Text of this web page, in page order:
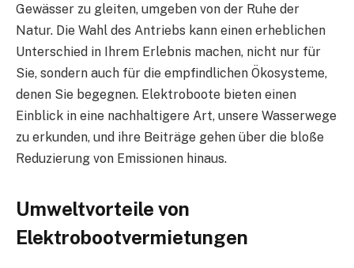
Gewässer zu gleiten, umgeben von der Ruhe der
Natur. Die Wahl des Antriebs kann einen erheblichen
Unterschied in Ihrem Erlebnis machen, nicht nur für
Sie, sondern auch für die empfindlichen Ökosysteme,
denen Sie begegnen. Elektroboote bieten einen
Einblick in eine nachhaltigere Art, unsere Wasserwege
zu erkunden, und ihre Beiträge gehen über die bloße
Reduzierung von Emissionen hinaus.
Umweltvorteile von
Elektrobootvermietungen